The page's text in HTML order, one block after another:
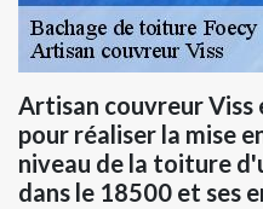
Artisan couvreur Viss
pour réaliser la mise
niveau de la toiture
dans le 18500 et ses